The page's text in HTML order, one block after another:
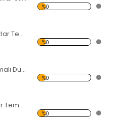
%0
Prenses ve Yıldızlar Temalı Duvar Sticker
%0
Notalı Kuşlar Temalı Duvar Sticker
%0
Tavşan ve Bitkiler Temalı Duvar Sticker
%0